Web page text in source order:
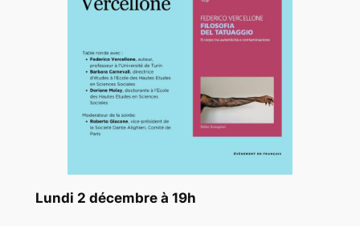
Lundi 2 décembre à 19h